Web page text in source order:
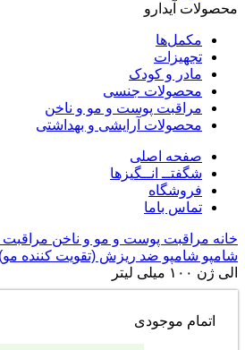
محصولات آیدارو
مکمل‌ها
تجهیزات
مادر و کودک
محصولات جنسی
مراقبت پوست و مو و ناخن
محصولات آرایشی و بهداشتی
صفحه اصلی
شگفتــ انــگیزها
فروشگاه
تماس باما
خانه مراقبت پوست و مو و ناخن مراقبت
شامپو شامپو ضد ریزش (تقویت کننده مو)
الی ژن ۱۰۰ میلی لیتر
اتمام موجودی